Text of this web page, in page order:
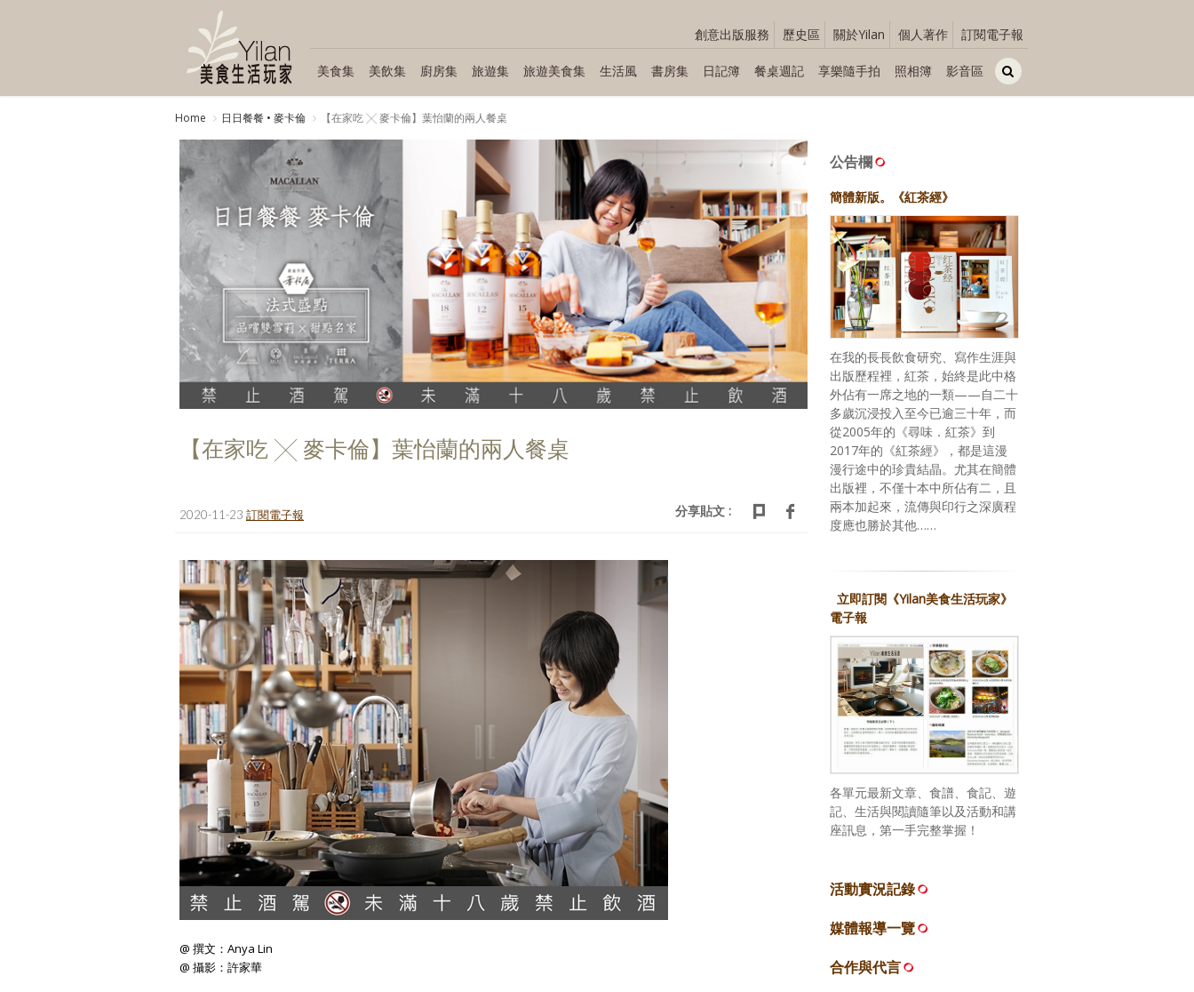
創意出版服務 歷史區 關於Yilan 個人著作 訂閱電子報
美食集 美飲集 廚房集 旅遊集 旅遊美食集 生活風 書房集 日記簿 餐桌週記 享樂隨手拍 照相簿 影音區
Home 日日餐餐 • 麥卡倫 【在家吃 ╳ 麥卡倫】葉怡蘭的兩人餐桌
【在家吃 ╳ 麥卡倫】葉怡蘭的兩人餐桌
2020-11-23 訂閱電子報 分享貼文 :
@ 撰文：Anya Lin
@ 攝影：許家華
公告欄
簡體新版。《紅茶經》
在我的長長飲食研究、寫作生涯與
出版歷程裡，紅茶，始終是此中格
外佔有一席之地的一類——自二十
多歲沉浸投入至今已逾三十年，而
從2005年的《尋味．紅茶》到
2017年的《紅茶經》，都是這漫
漫行途中的珍貴結晶。尤其在簡體
出版裡，不僅十本中所佔有二，且
兩本加起來，流傳與印行之深廣程
度應也勝於其他……
立即訂閱《Yilan美食生活玩家》
電子報
各單元最新文章、食譜、食記、遊
記、生活與閱讀隨筆以及活動和講
座訊息，第一手完整掌握！
活動實況記錄
媒體報導一覽
合作與代言